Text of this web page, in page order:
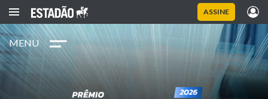
ASSINE
MENU